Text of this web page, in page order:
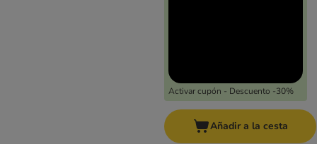
Activar cupón - Descuento -30%
Añadir a la cesta